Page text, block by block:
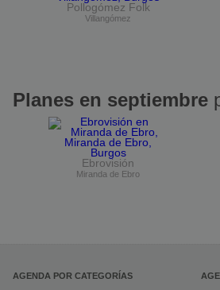
Pollogómez Folk
Villangómez
Planes en septiembre
Ebrovisión
Miranda de Ebro
AGENDA POR CATEGORÍAS